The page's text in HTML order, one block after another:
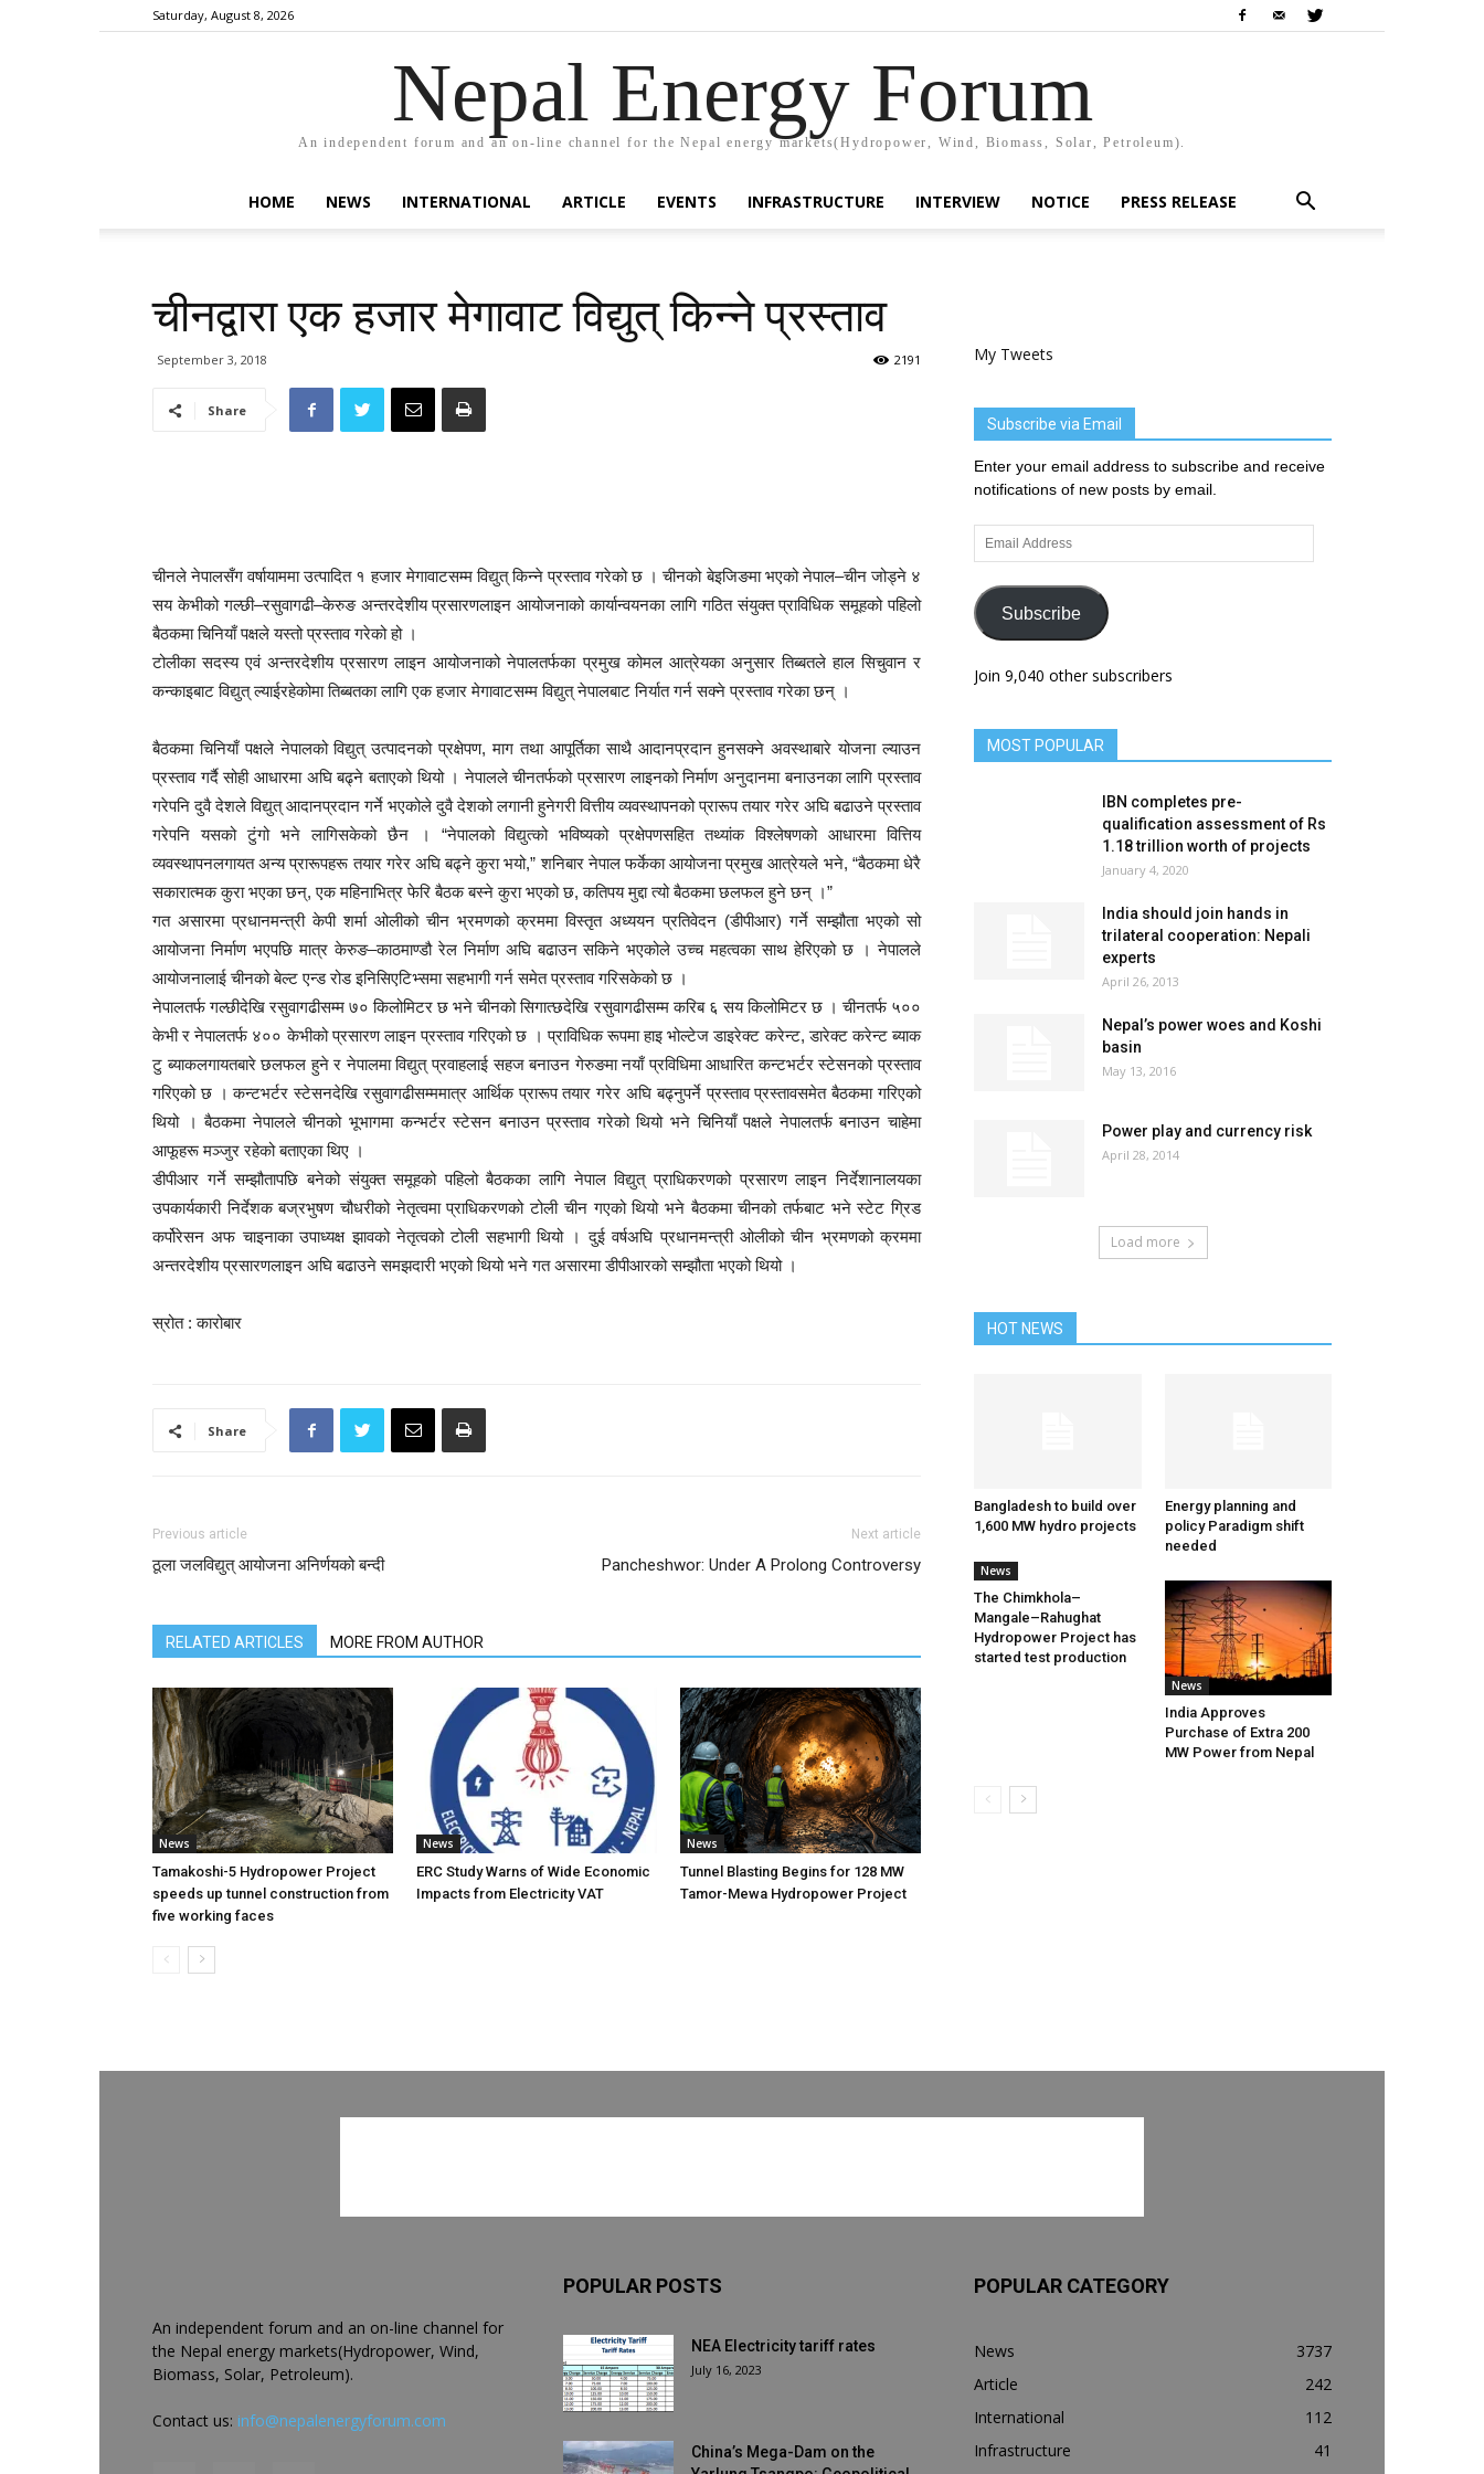
Saturday, August 8, 2026
Nepal Energy Forum
An independent forum and an on-line channel for the Nepal energy markets(Hydropower, Wind, Biomass, Solar, Petroleum).
HOME NEWS INTERNATIONAL ARTICLE EVENTS INFRASTRUCTURE INTERVIEW NOTICE PRESS RELEASE
चीनद्वारा एक हजार मेगावाट विद्युत् किन्ने प्रस्ताव
September 3, 2018 2191
Share
चीनले नेपालसँग वर्षायाममा उत्पादित १ हजार मेगावाटसम्म विद्युत् किन्ने प्रस्ताव गरेको छ । चीनको बेइजिङमा भएको नेपाल–चीन जोड्ने ४
सय केभीको गल्छी–रसुवागढी–केरुङ अन्तरदेशीय प्रसारणलाइन आयोजनाको कार्यान्वयनका लागि गठित संयुक्त प्राविधिक समूहको पहिलो
बैठकमा चिनियाँ पक्षले यस्तो प्रस्ताव गरेको हो ।
टोलीका सदस्य एवं अन्तरदेशीय प्रसारण लाइन आयोजनाको नेपालतर्फका प्रमुख कोमल आत्रेयका अनुसार तिब्बतले हाल सिचुवान र
कन्काइबाट विद्युत् ल्याईरहेकोमा तिब्बतका लागि एक हजार मेगावाटसम्म विद्युत् नेपालबाट निर्यात गर्न सक्ने प्रस्ताव गरेका छन् ।
बैठकमा चिनियाँ पक्षले नेपालको विद्युत् उत्पादनको प्रक्षेपण, माग तथा आपूर्तिका साथै आदानप्रदान हुनसक्ने अवस्थाबारे योजना ल्याउन
प्रस्ताव गर्दै सोही आधारमा अघि बढ्ने बताएको थियो । नेपालले चीनतर्फको प्रसारण लाइनको निर्माण अनुदानमा बनाउनका लागि प्रस्ताव
गरेपनि दुवै देशले विद्युत् आदानप्रदान गर्ने भएकोले दुवै देशको लगानी हुनेगरी वित्तीय व्यवस्थापनको प्रारूप तयार गरेर अघि बढाउने प्रस्ताव
गरेपनि यसको टुंगो भने लागिसकेको छैन । “नेपालको विद्युत्को भविष्यको प्रक्षेपणसहित तथ्यांक विश्लेषणको आधारमा वित्तिय
व्यवस्थापनलगायत अन्य प्रारूपहरू तयार गरेर अघि बढ्ने कुरा भयो,” शनिबार नेपाल फर्केका आयोजना प्रमुख आत्रेयले भने, “बैठकमा धेरै
सकारात्मक कुरा भएका छन्, एक महिनाभित्र फेरि बैठक बस्ने कुरा भएको छ, कतिपय मुद्दा त्यो बैठकमा छलफल हुने छन् ।”
गत असारमा प्रधानमन्त्री केपी शर्मा ओलीको चीन भ्रमणको क्रममा विस्तृत अध्ययन प्रतिवेदन (डीपीआर) गर्ने सम्झौता भएको सो
आयोजना निर्माण भएपछि मात्र केरुङ–काठमाण्डौ रेल निर्माण अघि बढाउन सकिने भएकोले उच्च महत्वका साथ हेरिएको छ । नेपालले
आयोजनालाई चीनको बेल्ट एन्ड रोड इनिसिएटिभ्समा सहभागी गर्न समेत प्रस्ताव गरिसकेको छ ।
नेपालतर्फ गल्छीदेखि रसुवागढीसम्म ७० किलोमिटर छ भने चीनको सिगात्छदेखि रसुवागढीसम्म करिब ६ सय किलोमिटर छ । चीनतर्फ ५००
केभी र नेपालतर्फ ४०० केभीको प्रसारण लाइन प्रस्ताव गरिएको छ । प्राविधिक रूपमा हाइ भोल्टेज डाइरेक्ट करेन्ट, डारेक्ट करेन्ट ब्याक
टु ब्याकलगायतबारे छलफल हुने र नेपालमा विद्युत् प्रवाहलाई सहज बनाउन गेरुङमा नयाँ प्रविधिमा आधारित कन्टभर्टर स्टेसनको प्रस्ताव
गरिएको छ । कन्टभर्टर स्टेसनदेखि रसुवागढीसम्ममात्र आर्थिक प्रारूप तयार गरेर अघि बढ्नुपर्ने प्रस्ताव प्रस्तावसमेत बैठकमा गरिएको
थियो । बैठकमा नेपालले चीनको भूभागमा कन्भर्टर स्टेसन बनाउन प्रस्ताव गरेको थियो भने चिनियाँ पक्षले नेपालतर्फ बनाउन चाहेमा
आफूहरू मञ्जुर रहेको बताएका थिए ।
डीपीआर गर्ने सम्झौतापछि बनेको संयुक्त समूहको पहिलो बैठकका लागि नेपाल विद्युत् प्राधिकरणको प्रसारण लाइन निर्देशानालयका
उपकार्यकारी निर्देशक बज्रभुषण चौधरीको नेतृत्वमा प्राधिकरणको टोली चीन गएको थियो भने बैठकमा चीनको तर्फबाट भने स्टेट ग्रिड
कर्पोरेसन अफ चाइनाका उपाध्यक्ष झावको नेतृत्वको टोली सहभागी थियो । दुई वर्षअघि प्रधानमन्त्री ओलीको चीन भ्रमणको क्रममा
अन्तरदेशीय प्रसारणलाइन अघि बढाउने समझदारी भएको थियो भने गत असारमा डीपीआरको सम्झौता भएको थियो ।
स्रोत : कारोबार
Share
Previous article
ठूला जलविद्युत् आयोजना अनिर्णयको बन्दी
Next article
Pancheshwor: Under A Prolong Controversy
RELATED ARTICLES MORE FROM AUTHOR
News
Tamakoshi-5 Hydropower Project
speeds up tunnel construction from
five working faces
News
ERC Study Warns of Wide Economic
Impacts from Electricity VAT
News
Tunnel Blasting Begins for 128 MW
Tamor-Mewa Hydropower Project
My Tweets
Subscribe via Email
Enter your email address to subscribe and receive
notifications of new posts by email.
Email
Address
Subscribe
Join 9,040 other subscribers
MOST POPULAR
IBN completes pre-
qualification assessment of Rs
1.18 trillion worth of projects
January 4, 2020
India should join hands in
trilateral cooperation: Nepali
experts
April 26, 2013
Nepal’s power woes and Koshi
basin
May 13, 2016
Power play and currency risk
April 28, 2014
Load more
HOT NEWS
Bangladesh to build over
1,600 MW hydro projects
Energy planning and
policy Paradigm shift
needed
News
The Chimkhola–
Mangale–Rahughat
Hydropower Project has
started test production
News
India Approves
Purchase of Extra 200
MW Power from Nepal
An independent forum and an on-line channel for
the Nepal energy markets(Hydropower, Wind,
Biomass, Solar, Petroleum).
Contact us: info@nepalenergyforum.com
POPULAR POSTS
NEA Electricity tariff rates
July 16, 2023
China’s Mega-Dam on the
POPULAR CATEGORY
News
3737
Article
242
International
112
Infrastructure
41